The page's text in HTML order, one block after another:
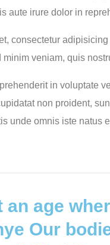
aute irure dolor in
consectetur
veniam, quis
in voluptate
non proident,
unde omnis iste natus
an age
Our